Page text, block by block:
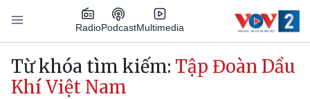
Nhảy đến nội dung
RadioPodcastMultimedia
Main navigation
Từ khóa tìm kiếm: Tập Đoàn Dầu
Khí Việt Nam